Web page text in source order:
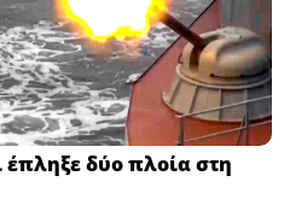
έπληξε δύο πλοία στη